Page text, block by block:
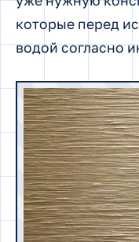
которые перед
водой согласно